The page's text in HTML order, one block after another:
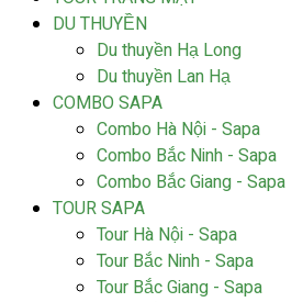
DU THUYỀN
Du thuyền Hạ Long
Du thuyền Lan Hạ
COMBO SAPA
Combo Hà Nội - Sapa
Combo Bắc Ninh - Sapa
Combo Bắc Giang - Sapa
TOUR SAPA
Tour Hà Nội - Sapa
Tour Bắc Ninh - Sapa
Tour Bắc Giang - Sapa